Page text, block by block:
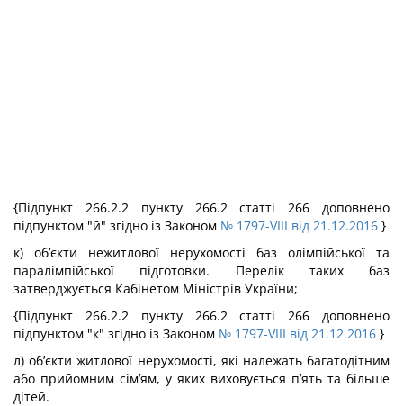
{Підпункт 266.2.2 пункту 266.2 статті 266 доповнено
підпунктом "й" згідно із Законом № 1797-VIII від 21.12.2016 }
к) об’єкти нежитлової нерухомості баз олімпійської та
паралімпійської підготовки. Перелік таких баз
затверджується Кабінетом Міністрів України;
{Підпункт 266.2.2 пункту 266.2 статті 266 доповнено
підпунктом "к" згідно із Законом № 1797-VIII від 21.12.2016 }
л) об’єкти житлової нерухомості, які належать багатодітним
або прийомним сім’ям, у яких виховується п’ять та більше
дітей.